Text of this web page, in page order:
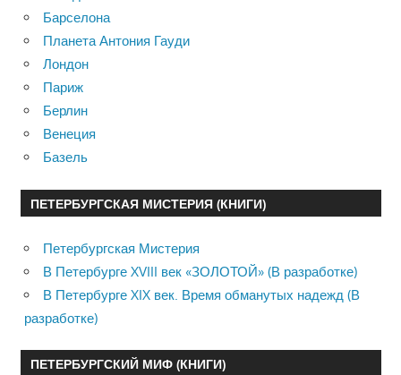
Барселона
Планета Антония Гауди
Лондон
Париж
Берлин
Венеция
Базель
ПЕТЕРБУРГСКАЯ МИСТЕРИЯ (КНИГИ)
Петербургская Мистерия
В Петербурге XVIII век «ЗОЛОТОЙ» (В разработке)
В Петербурге XIX век. Время обманутых надежд (В
разработке)
ПЕТЕРБУРГСКИЙ МИФ (КНИГИ)